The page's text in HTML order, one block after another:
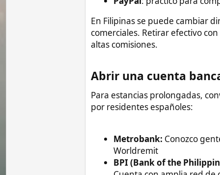
Metrobank:Conozco gente que lo
Worldremit
BPI (Bank of the Philippine
Cuenta con amplia red de cajeros
RCBC (Rizal Commercial Banking
ciertos cajeros (cada vez menos).
excelente opción en zonas rurales
Contar con un buen seguro de salud es
aseguradoras locales suelen ser
internacionales como: